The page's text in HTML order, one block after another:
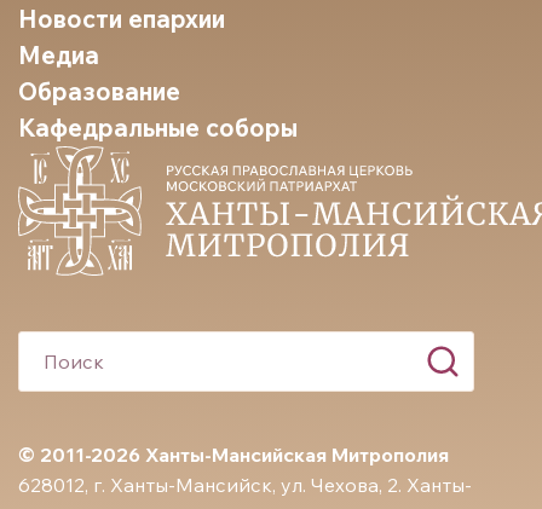
© 2011-2026 Ханты-Мансийская Митрополия
628012, г. Ханты-Мансийск, ул. Чехова, 2. Ханты-
Новости епархии
Медиа
Образование
Кафедральные соборы